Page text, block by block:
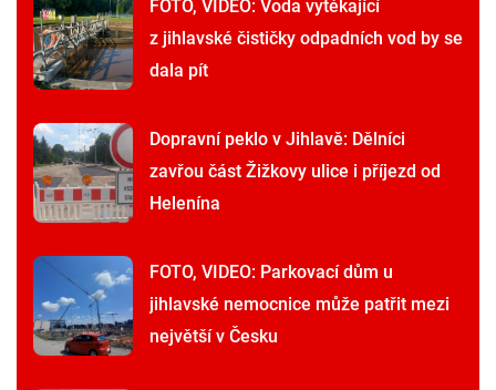
FOTO, VIDEO: Voda vytékající
z jihlavské čističky odpadních vod by se
dala pít
Dopravní peklo v Jihlavě: Dělníci
zavřou část Žižkovy ulice i příjezd od
Helenína
FOTO, VIDEO: Parkovací dům u
jihlavské nemocnice může patřit mezi
největší v Česku